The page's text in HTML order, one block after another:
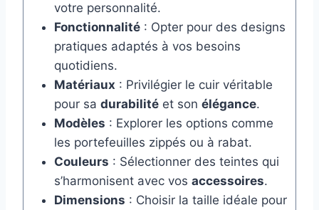
votre personnalité.
Fonctionnalité: Opter pour des designs
pratiques adaptés à vos besoins
quotidiens.
Matériaux : Privilégier le cuir véritable
pour sa durabilitéet son élégance.
Modèles : Explorer les options comme
les portefeuilles zippés ou à rabat.
Couleurs : Sélectionner des teintes qui
s’harmonisent avec vos accessoires.
Dimensions : Choisir la taille idéale pour